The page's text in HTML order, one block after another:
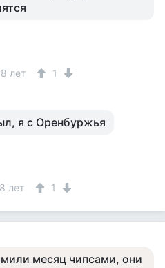
8 лет 1
я с Оренбуржья
8 лет 1
месяц чипсами, они